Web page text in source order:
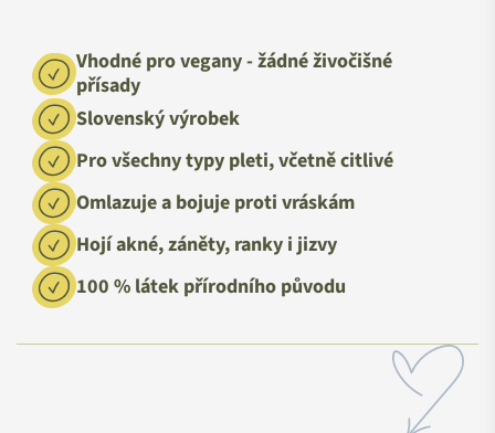
Vhodné pro vegany - žádné živočišné
přísady
Slovenský výrobek
Pro všechny typy pleti, včetně citlivé
Omlazuje a bojuje proti vráskám
Hojí akné, záněty, ranky i jizvy
100 % látek přírodního původu